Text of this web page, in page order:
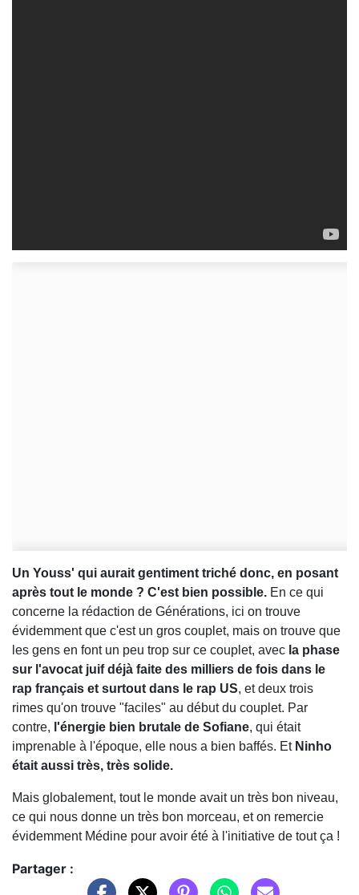
Un Youss' qui aurait gentiment triché donc, en posant
après tout le monde ? C'est bien possible. En ce qui
concerne la rédaction de Générations, ici on trouve
évidemment que c'est un gros couplet, mais on trouve que
les gens en font un peu trop sur ce couplet, avec la phase
sur l'avocat juif déjà faite des milliers de fois dans le
rap français et surtout dans le rap US, et deux trois
rimes qu'on trouve "faciles" au début du couplet. Par
contre, l'énergie bien brutale de Sofiane, qui était
imprenable à l'époque, elle nous a bien baffés. Et Ninho
était aussi très, très solide.
Mais globalement, tout le monde avait un très bon niveau,
ce qui nous donne un très bon morceau, et on remercie
évidemment Médine pour avoir été à l'initiative de tout ça !
Partager :